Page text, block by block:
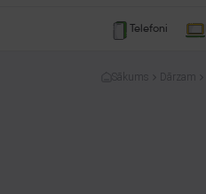
Telefoni
Sākums Dārzam